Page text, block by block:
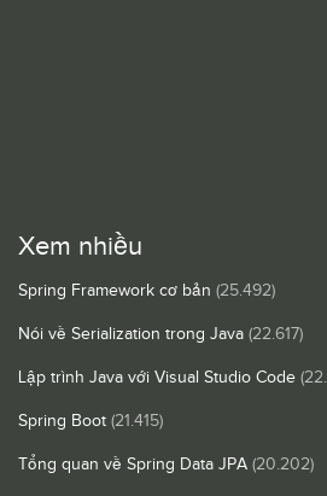
Xem nhiều
Spring Framework cơ bản (25.492)
Nói về Serialization trong Java (22.617)
Lập trình Java với Visual Studio Code
Spring Boot (21.415)
Tổng quan về Spring Data JPA (20.202)